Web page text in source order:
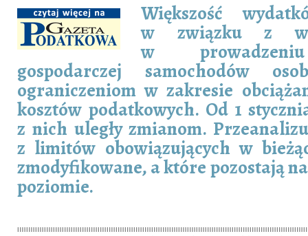
Większość
w związku z
w
gospodarczej samochodów
ograniczeniom w zakresie
kosztów podatkowych. Od 1
z nich uległy zmianom.
z limitów obowiązujących w
zmodyfikowane, a które pozostają
poziomie.